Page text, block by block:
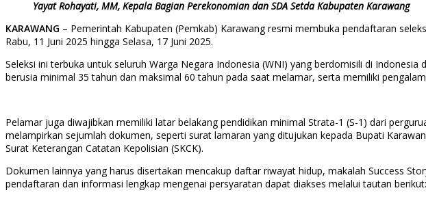
Yayat Rohayati, MM, Kepala Bagian Perekonomian dan SDA Setda Kabupaten Karawang
KARAWANG – Pemerintah Kabupaten (Pemkab) Karawang resmi membuka pendaftaran
Rabu, 11 Juni 2025 hingga Selasa, 17 Juni 2025.
Seleksi ini terbuka untuk seluruh Warga Negara Indonesia (WNI) yang berdomisili di
berusia minimal 35 tahun dan maksimal 60 tahun pada saat melamar, serta memiliki
Pelamar juga diwajibkan memiliki latar belakang pendidikan minimal Strata-1 (S-1) dari
melampirkan sejumlah dokumen, seperti surat lamaran yang ditujukan kepada Bupati
Surat Keterangan Catatan Kepolisian (SKCK).
Dokumen lainnya yang harus disertakan mencakup daftar riwayat hidup, makalah Success
pendaftaran dan informasi lengkap mengenai persyaratan dapat diakses melalui tautan